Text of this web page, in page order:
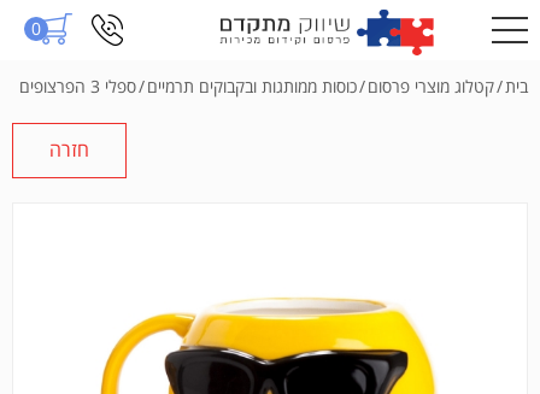
0
בית/קטלוג מוצרי פרסום/כוסות ממותגות ובקבוקים תרמיים/ספלי 3 הפרצופים
חזרה